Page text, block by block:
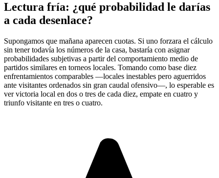
Lectura fría: ¿qué probabilidad le darías
a cada desenlace?
Supongamos que mañana aparecen cuotas. Si uno forzara el cálculo
sin tener todavía los números de la casa, bastaría con asignar
probabilidades subjetivas a partir del comportamiento medio de
partidos similares en torneos locales. Tomando como base diez
enfrentamientos comparables —locales inestables pero aguerridos
ante visitantes ordenados sin gran caudal ofensivo—, lo esperable es
ver victoria local en dos o tres de cada diez, empate en cuatro y
triunfo visitante en tres o cuatro.